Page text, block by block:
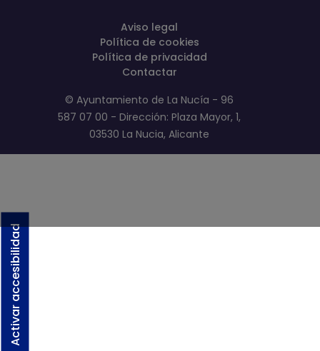
Activar accesibilidad
Aviso legal
Política de cookies
Política de privacidad
Contactar
© Ayuntamiento de La Nucía - 96
587 07 00 - Dirección: Plaza Mayor, 1,
03530 La Nucia, Alicante